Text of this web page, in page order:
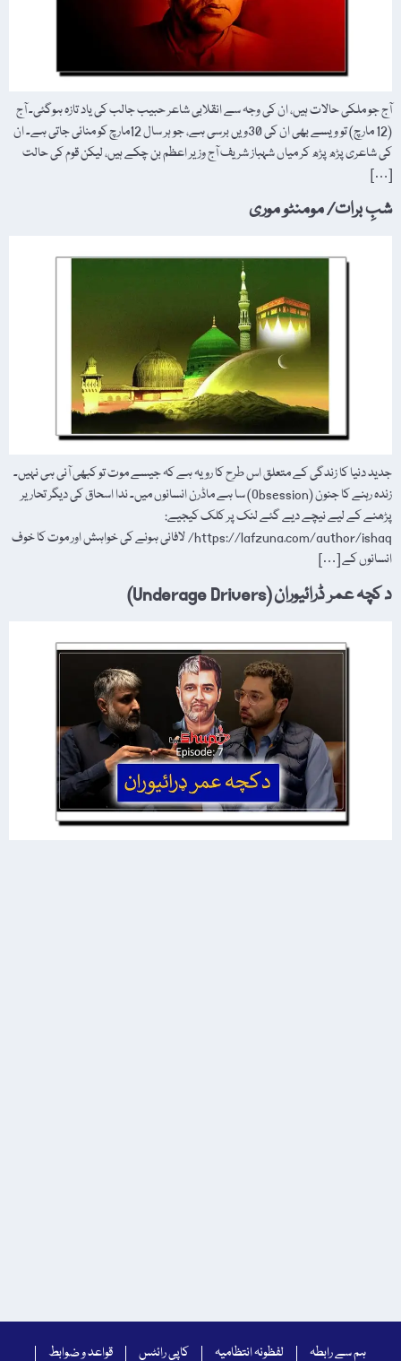
آج جو ملکی حالات ہیں، ان کی وجہ سے انقلابی شاعر حبیب جالب کی یاد تازہ ہوگئی۔ آج
(12 مارچ) تو ویسے بھی ان کی 30ویں برسی ہے، جو ہر سال 12مارچ کو منائی جاتی ہے۔ ان
کی شاعری پڑھ پڑھ کر میاں شہباز شریف آج وزیر اعظم بن چکے ہیں، لیکن قوم کی حالت
[…]
شبِ برات/ مومنٹو موری
جدید دنیا کا زندگی کے متعلق اس طرح کا رویہ ہے کہ جیسے موت تو کبھی آنی ہی نہیں۔
زندہ رہنے کا جنون (Obsession) سا ہے ماڈرن انسانوں میں۔ ندا اسحاق کی دیگر تحاریر
پڑھنے کے لیے نیچے دیے گئے لنک پر کلک کیجیے:
https://lafzuna.com/author/ishaq/ لافانی ہونے کی خواہش اور موت کا خوف
انسانوں کے […]
د کچہ عمر ڈرائیوران (Underage Drivers)
ہم سے رابطہ لفظونہ انتظامیہ کاپی رائٹس قواعد و ضوابط